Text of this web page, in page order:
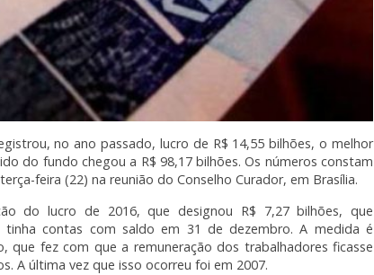
no ano passado, lucro de R$ 14,55 bilhões, o melhor
do fundo chegou a R$ 98,17 bilhões. Os números constam
feira (22) na reunião do Conselho Curador, em Brasília.
do lucro de 2016, que designou R$ 7,27 bilhões, que
contas com saldo em 31 de dezembro. A medida é
que fez com que a remuneração dos trabalhadores ficasse
A última vez que isso ocorreu foi em 2007.